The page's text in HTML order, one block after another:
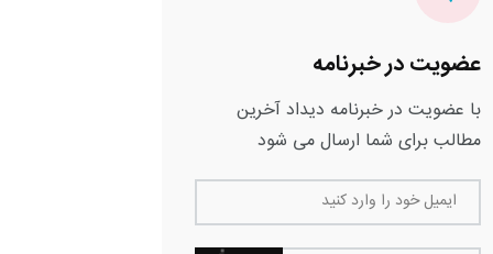
عضویت در خبرنامه
با عضویت در خبرنامه دیداد آخرین
مطالب برای شما ارسال می شود
ایمیل خود را وارد کنید